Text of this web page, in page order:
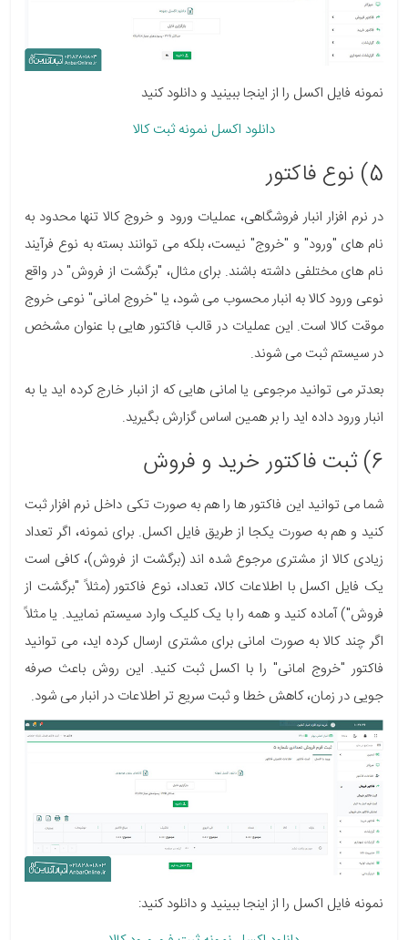
نمونه فایل اکسل را از اینجا ببینید و دانلود کنید
دانلود اکسل نمونه ثبت کالا
5) نوع فاکتور
در نرم افزار انبار فروشگاهی، عملیات ورود و خروج کالا تنها محدود به
نام های "ورود" و "خروج" نیست، بلکه می توانند بسته به نوع فرآیند
نام های مختلفی داشته باشند. برای مثال، "برگشت از فروش" در واقع
نوعی ورود کالا به انبار محسوب می شود، یا "خروج امانی" نوعی خروج
موقت کالا است. این عملیات در قالب فاکتور هایی با عنوان مشخص
در سیستم ثبت می شوند.
بعدتر می توانید مرجوعی یا امانی هایی که از انبار خارج کرده اید یا به
انبار ورود داده اید را بر همین اساس گزارش بگیرید.
6) ثبت فاکتور خرید و فروش
شما می توانید این فاکتور ها را هم به صورت تکی داخل نرم افزار ثبت
کنید و هم به صورت یکجا از طریق فایل اکسل. برای نمونه، اگر تعداد
زیادی کالا از مشتری مرجوع شده اند (برگشت از فروش)، کافی است
یک فایل اکسل با اطلاعات کالا، تعداد، نوع فاکتور (مثلاً "برگشت از
فروش") آماده کنید و همه را با یک کلیک وارد سیستم نمایید. یا مثلاً
اگر چند کالا به صورت امانی برای مشتری ارسال کرده اید، می توانید
فاکتور "خروج امانی" را با اکسل ثبت کنید. این روش باعث صرفه
جویی در زمان، کاهش خطا و ثبت سریع تر اطلاعات در انبار می شود.
نمونه فایل اکسل را از اینجا ببینید و دانلود کنید: